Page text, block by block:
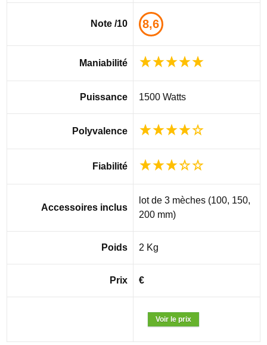
Note /10 8,6
Maniabilité
Puissance 1500 Watts
Polyvalence
Fiabilité
Accessoires inclus
lot de 3 mèches (100, 150,
200 mm)
Poids 2 Kg
Prix €
Voir le prix